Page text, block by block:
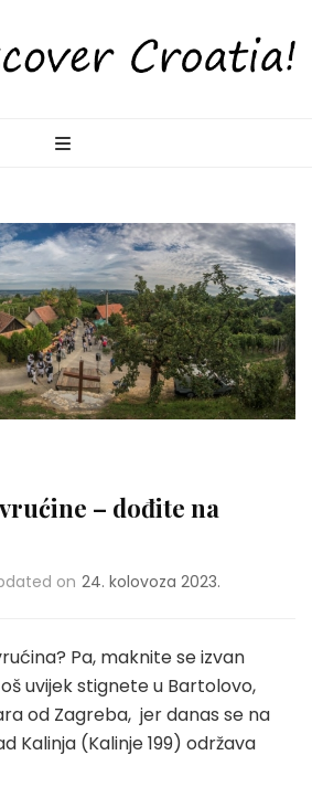
– dođite na
on 24. kolovoza 2023.
Pa, maknite se izvan
uvijek stignete u Bartolovo,
od Zagreba, jer danas se na
Kalinja (Kalinje 199) održava